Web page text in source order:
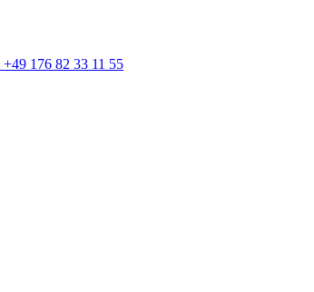
+49 176 82 33 11 55